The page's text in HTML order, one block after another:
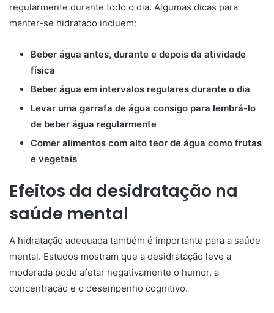
regularmente durante todo o dia. Algumas dicas para
manter-se hidratado incluem:
Beber água antes, durante e depois da atividade
física
Beber água em intervalos regulares durante o dia
Levar uma garrafa de água consigo para lembrá-lo
de beber água regularmente
Comer alimentos com alto teor de água como frutas
e vegetais
Efeitos da desidratação na
saúde mental
A hidratação adequada também é importante para a saúde
mental. Estudos mostram que a desidratação leve a
moderada pode afetar negativamente o humor, a
concentração e o desempenho cognitivo.